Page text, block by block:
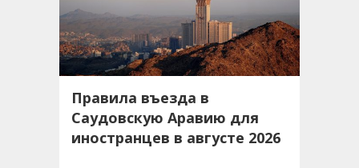
Правила въезда в
Саудовскую Аравию для
иностранцев в августе 2026